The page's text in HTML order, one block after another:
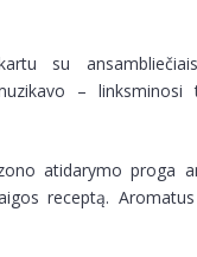
su
– linksminosi
atidarymo proga
receptą.